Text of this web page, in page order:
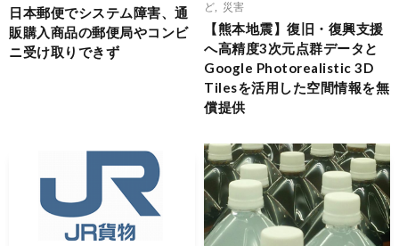
日本郵便でシステム障害、通
販購入商品の郵便局やコンビ
ニ受け取りできず
ど
災害
【熊本地震】復旧・復興支援
へ高精度3次元点群データと
Google Photorealistic 3D
Tilesを活用した空間情報を無
償提供